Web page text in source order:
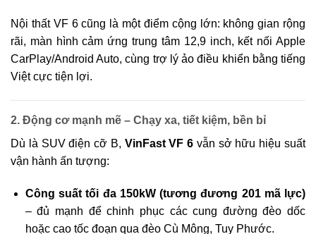
Nội thất VF 6 cũng là một điểm cộng lớn: không gian rộng
rãi, màn hình cảm ứng trung tâm 12,9 inch, kết nối Apple
CarPlay/Android Auto, cùng trợ lý ảo điều khiển bằng tiếng
Việt cực tiện lợi.
2. Động cơ mạnh mẽ – Chạy xa, tiết kiệm, bền bỉ
Dù là SUV điện cỡ B, VinFast VF 6 vẫn sở hữu hiệu suất
vận hành ấn tượng:
Công suất tối đa 150kW (tương đương 201 mã lực)
– đủ mạnh để chinh phục các cung đường đèo dốc
hoặc cao tốc đoạn qua đèo Cù Mông, Tuy Phước.